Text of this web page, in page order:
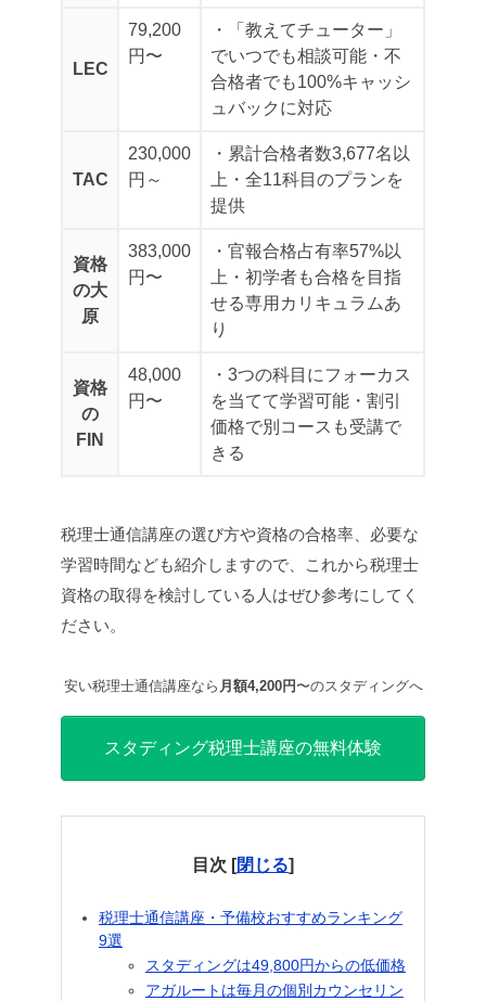
LEC
79,200
円〜
・「教えてチューター」
でいつでも相談可能 ・不
合格者でも100%キャッシ
ュバックに対応
TAC
230,000
円～
・累計合格者数3,677名以
上 ・全11科目のプランを
提供
資格
の大
原
383,000
円〜
・官報合格占有率57%以
上 ・初学者も合格を目指
せる専用カリキュラムあ
り
資格
の
FIN
48,000
円〜
・3つの科目にフォーカス
を当てて学習可能 ・割引
価格で別コースも受講で
きる
税理士通信講座の選び方や資格の合格率、必要な
学習時間なども紹介しますので、これから税理士
資格の取得を検討している人はぜひ参考にしてく
ださい。
安い税理士通信講座なら 月額4,200円 〜のスタディングへ
スタディング税理士講座の無料体験
目次 [閉じる]
税理士通信講座・予備校おすすめランキング
9選
スタディングは49,800円からの低価格
アガルートは毎月の個別カウンセリン